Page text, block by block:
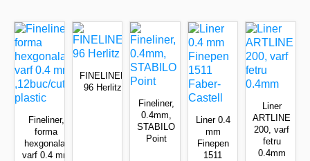
Fineliner,
forma
hexgonala,
varf 0.4 mm
FINELINER
96 Herlitz
Fineliner,
0.4mm,
STABILO
Point
Liner 0.4
mm
Finepen
1511
Liner
ARTLINE
200, varf
fetru
0.4mm